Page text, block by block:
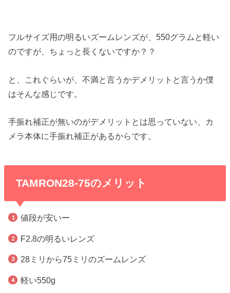
フルサイズ用の明るいズームレンズが、550グラムと軽い
のですが、ちょっと長くないですか？？
と、これぐらいが、不満と言うかデメリットと言うか僕
はそんな感じです。
手振れ補正が無いのがデメリットとは思っていない、カ
メラ本体に手振れ補正があるからです。
TAMRON28-75のメリット
値段が安いー
F2.8の明るいレンズ
28ミリから75ミリのズームレンズ
軽い550g